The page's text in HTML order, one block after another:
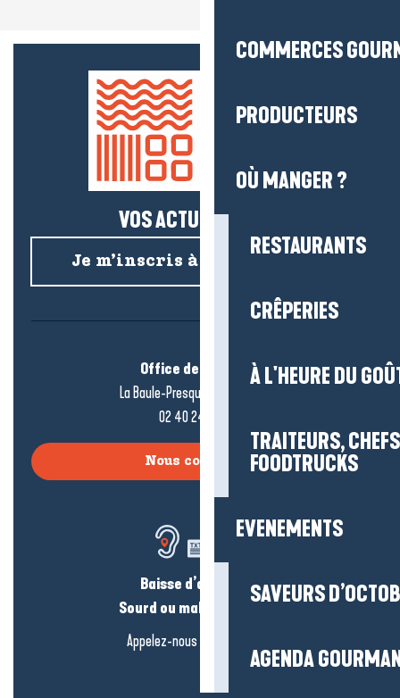
COMMERCES
PRODUCTEURS
OÙ MANGER ?
RESTAURANTS
CRÊPERIES
À L'HEURE DU
TRAITEURS,
FOODTRUCKS
EVENEMENTS
SAVEURS
AGENDA
VOS ACTUS SALÉES !
Je m’inscris à la newsletter
Office de tourisme
La Baule-Presqu’île de Guérande
02 40 24 34 44
Nous contacter
Baisse d’audition ?
Sourd ou malentendant ?
Appelez-nous en